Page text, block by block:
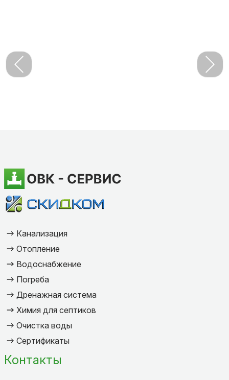
Канализация
Отопление
Водоснабжение
Погреба
Дренажная система
Химия для септиков
Очистка воды
Сертификаты
Контакты